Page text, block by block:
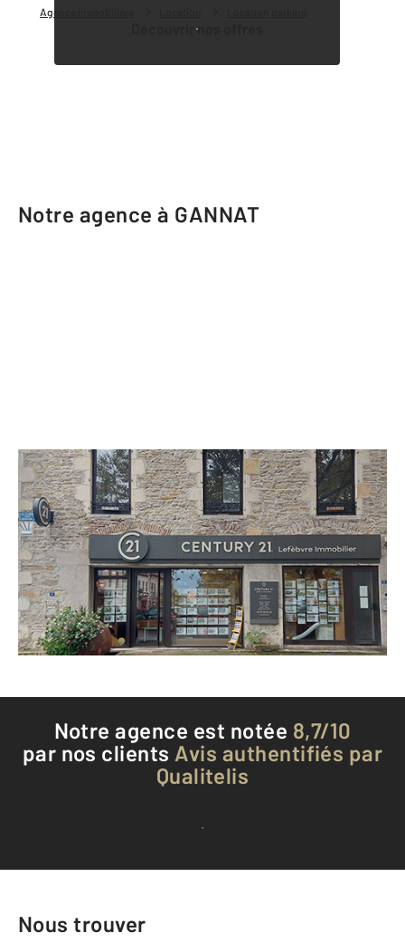
Agence immobilière
Découvrir nos offres
Notre agence à GANNAT
CENTURY 21 Lefèbvre Immobilier
6 Place des Anciens d'AFN BP 1
GANNAT - 03800
Envoyer un message
Téléphoner à l'agence
Notre agence est notée 8,7/10
par nos clients Avis authentifiés par
Qualitelis
Voir tous les avis clients
Nous trouver